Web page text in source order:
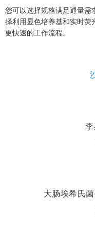
您可以选择规格满足通量需
择利用显色培养基和实时荧
更快速的工作流程。
大肠埃希氏